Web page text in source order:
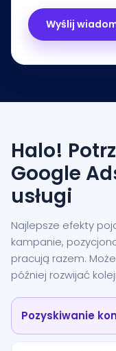
Halo!
Google
usługi
Najlepsze efekty
kampanie,
pracują razem.
później rozwijać
Pozyskiwanie